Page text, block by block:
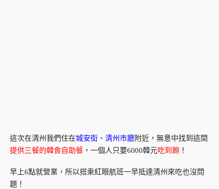
這次在清州我們住在城安街、清州市廳附近，無意中找到這間
提供三餐的韓食自助餐 ，一個人只要6000韓元吃到飽 ！
早上6點就營業，所以搭乘紅眼航班一早抵達清州來吃也沒問
題！